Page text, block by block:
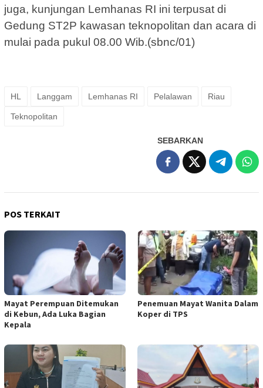
juga, kunjungan Lemhanas RI ini terpusat di
Gedung ST2P kawasan teknopolitan dan acara di
mulai pada pukul 08.00 Wib.(sbnc/01)
HL Langgam Lemhanas RI Pelalawan Riau
Teknopolitan
SEBARKAN
POS TERKAIT
Mayat Perempuan Ditemukan
di Kebun, Ada Luka Bagian
Kepala
Penemuan Mayat Wanita Dalam
Koper di TPS